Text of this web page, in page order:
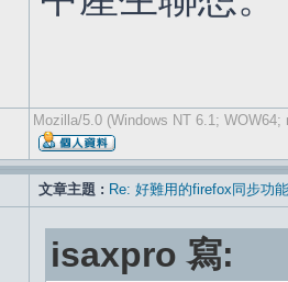
Mozilla/5.0 (Windows NT 6.1;
文章主題 : Re: 好難用的firefox同步功能
isaxpro 寫: